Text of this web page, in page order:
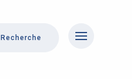
Recherche